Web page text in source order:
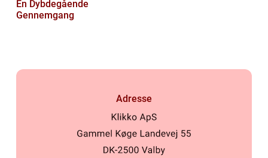
En Dybdegående
Gennemgang
Adresse